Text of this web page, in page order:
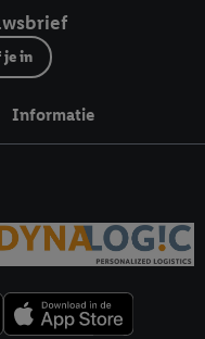
je in
Informatie
en Lidl-diensten, met
Criteo S.A.
vinden over de
technisch noodzakelijke
alle bovengenoemde
jouw toestemming op elk
voor de Lidl website hier.